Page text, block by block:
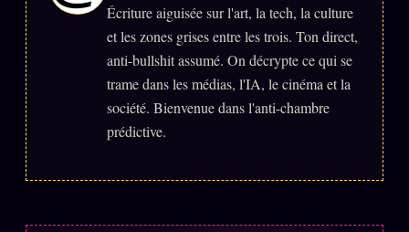
Écriture aiguisée sur l'art, la tech, la culture
et les zones grises entre les trois. Ton direct,
anti-bullshit assumé. On décrypte ce qui se
trame dans les médias, l'IA, le cinéma et la
société. Bienvenue dans l'anti-chambre
prédictive.